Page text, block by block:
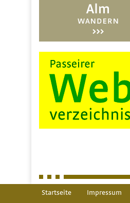
Startseite Impressum